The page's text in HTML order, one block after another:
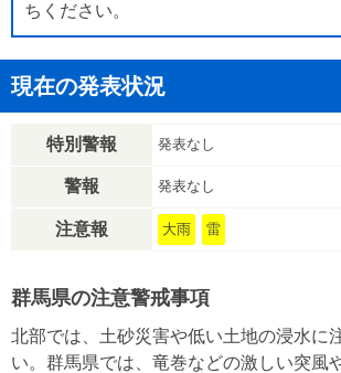
ちください。
現在の発表状況
特別警報 発表なし
警報 発表なし
注意報 大雨 雷
群馬県の注意警戒事項
北部では、土砂災害や低い土地の浸水に
い。群馬県では、竜巻などの激しい突風